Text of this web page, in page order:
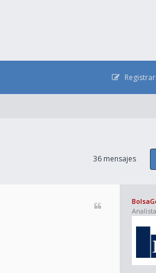
36 mensajes